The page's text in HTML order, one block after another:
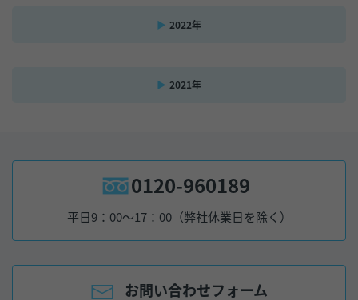
2022年
2021年
0120-960189
平日9：00～17：00（弊社休業日を除く）
お問い合わせフォーム